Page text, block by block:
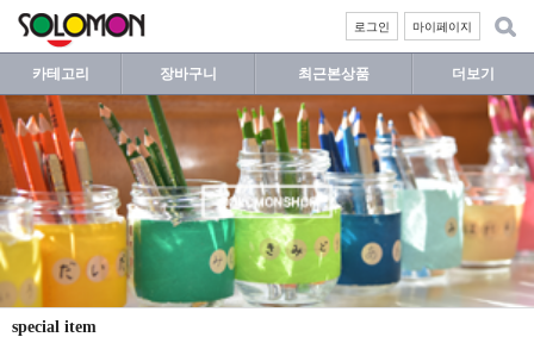
마이페이지
로그인
카테고리 장바구니 최근본상품 더보기
special item